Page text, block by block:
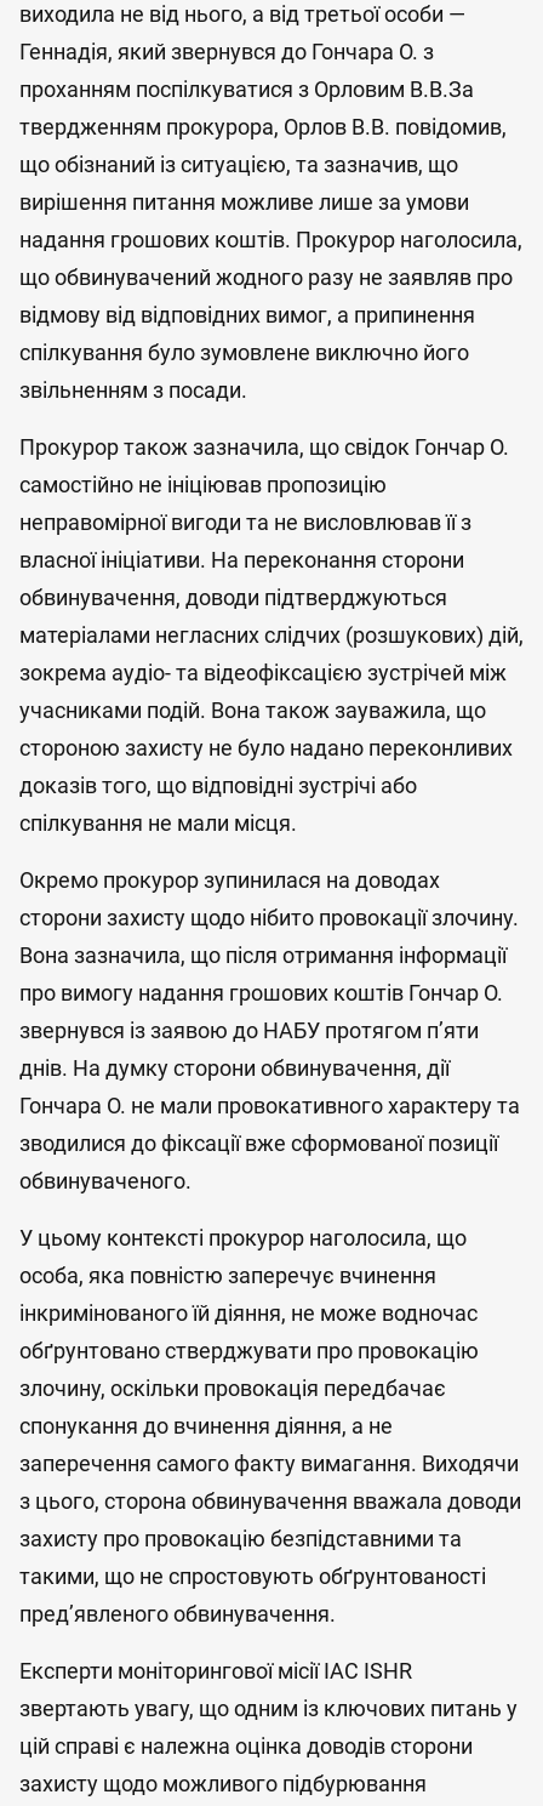
виходила не від нього, а від третьої особи —
Геннадія, який звернувся до Гончара О. з
проханням поспілкуватися з Орловим В.В.За
твердженням прокурора, Орлов В.В. повідомив,
що обізнаний із ситуацією, та зазначив, що
вирішення питання можливе лише за умови
надання грошових коштів. Прокурор наголосила,
що обвинувачений жодного разу не заявляв про
відмову від відповідних вимог, а припинення
спілкування було зумовлене виключно його
звільненням з посади.
Прокурор також зазначила, що свідок Гончар О.
самостійно не ініціював пропозицію
неправомірної вигоди та не висловлював її з
власної ініціативи. На переконання сторони
обвинувачення, доводи підтверджуються
матеріалами негласних слідчих (розшукових) дій,
зокрема аудіо- та відеофіксацією зустрічей між
учасниками подій. Вона також зауважила, що
стороною захисту не було надано переконливих
доказів того, що відповідні зустрічі або
спілкування не мали місця.
Окремо прокурор зупинилася на доводах
сторони захисту щодо нібито провокації злочину.
Вона зазначила, що після отримання інформації
про вимогу надання грошових коштів Гончар О.
звернувся із заявою до НАБУ протягом п’яти
днів. На думку сторони обвинувачення, дії
Гончара О. не мали провокативного характеру та
зводилися до фіксації вже сформованої позиції
обвинуваченого.
У цьому контексті прокурор наголосила, що
особа, яка повністю заперечує вчинення
інкримінованого їй діяння, не може водночас
обґрунтовано стверджувати про провокацію
злочину, оскільки провокація передбачає
спонукання до вчинення діяння, а не
заперечення самого факту вимагання. Виходячи
з цього, сторона обвинувачення вважала доводи
захисту про провокацію безпідставними та
такими, що не спростовують обґрунтованості
пред’явленого обвинувачення.
Експерти моніторингової місії IAC ISHR
звертають увагу, що одним із ключових питань у
цій справі є належна оцінка доводів сторони
захисту щодо можливого підбурювання